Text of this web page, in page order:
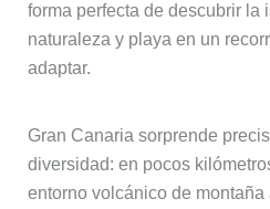
forma perfecta de descubrir la
naturaleza y playa en un
adaptar.
Gran Canaria sorprende
diversidad: en pocos
entorno volcánico de